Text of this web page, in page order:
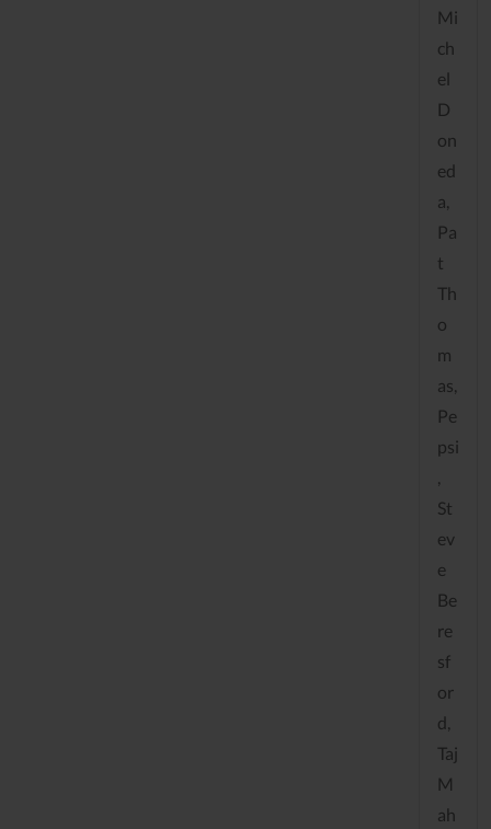
Mi
ch
el
D
on
ed
a,
Pa
t
Th
o
m
as,
Pe
psi
,
St
ev
e
Be
re
sf
or
d,
Taj
M
ah